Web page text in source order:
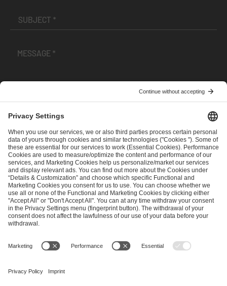
andPrivacy Policy
SEND MESSAGE
CAREER MEDIA RIGHTS